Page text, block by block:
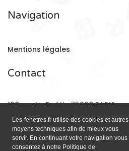
Les-fenetres.fr utilise des cookies et autres
moyens techniques afin de mieux vous
servir. En continuant votre navigation vous
consentez à notre Politique de
Navigation
Mentions légales
Contact
128 rue La Boétie 75008 PARIS
Email: contact@les-fenetres.fr